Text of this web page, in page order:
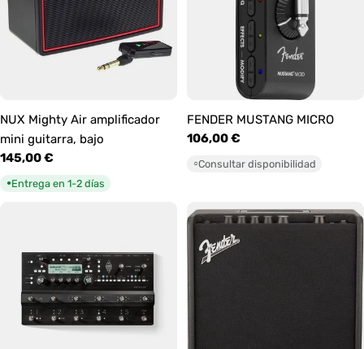
NUX Mighty Air amplificador
mini guitarra, bajo
Precio
habitual
145,00 €
●Entrega en 1-2 días
FENDER MUSTANG MICRO
Precio
106,00 €
○Consultar disponibilidad